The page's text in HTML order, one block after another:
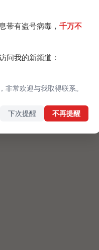
带有盗号病毒， 千万不
问我的新频道：
常欢迎与我取得联系。
下次提醒 不再提醒